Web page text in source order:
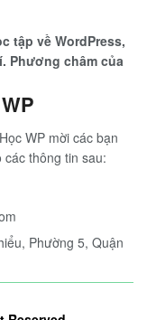
tập về WordPress,
Phương châm của
WP mời các bạn
thông tin sau:
Phường 5, Quận